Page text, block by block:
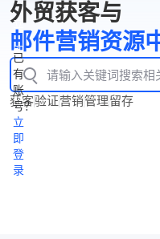
页
WhatsApp
企业号
New
产
品
功
能
产
品
价
格
资
源
中
心
立
即
注
册
已
有
账
号？
立
即
登
录
外贸获客与
邮件营销资源
获客验证营销管理留存